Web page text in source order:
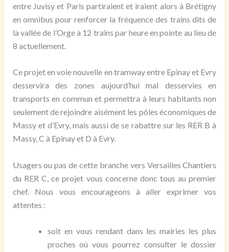
entre Juvisy et Paris partiraient et iraient alors à Brétigny
en omnibus pour renforcer la fréquence des trains dits de
la vallée de l’Orge à 12 trains par heure en pointe au lieu de
8 actuellement.
Ce projet en voie nouvelle en tramway entre Epinay et Evry
desservira des zones aujourd’hui mal desservies en
transports en commun et permettra à leurs habitants non
seulement de rejoindre aisément les pôles économiques de
Massy et d’Evry, mais aussi de se rabattre sur les RER B à
Massy, C à Epinay et D à Evry.
Usagers ou pas de cette branche vers Versailles Chantiers
du RER C, ce projet vous concerne donc tous au premier
chef. Nous vous encourageons à aller exprimer vos
attentes :
soit en vous rendant dans les mairies les plus
proches où vous pourrez consulter le dossier